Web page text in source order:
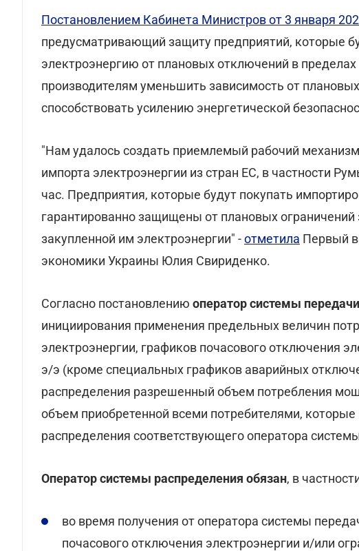
Постановлением Кабинета Министров от 3 января
предусматривающий защиту предприятий, которые
электроэнергию от плановых отключений в
производителям уменьшить зависимость от
способствовать усилению энергетической
"Нам удалось создать приемлемый рабочий
импорта электроэнергии из стран ЕС, в частности
час. Предприятия, которые будут покупать
гарантированно защищены от плановых
закупленной им электроэнергии" -отметила Первый
экономики Украины Юлия Свириденко.
Согласно постановлению оператор системы
инициирования применения предельных величин
электроэнергии, графиков почасового отключения
э/э (кроме специальных графиков аварийных
распределения разрешенный объем потребления
объем приобретенной всеми потребителями,
распределения соответствующего оператора
Оператор системы распределения обязан, в
во время получения от оператора системы
почасового отключения электроэнергии и/или